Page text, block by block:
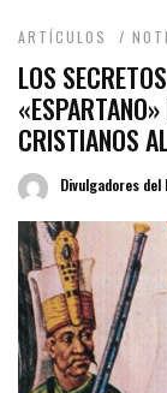
ARTÍCULOS /
LOS
CRISTIANOS
Divulgadores